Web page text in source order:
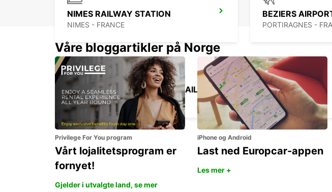
NIMES RAILWAY STATION
NIMES - FRANCE
BEZIERS
PORTIRAGNES -
MANDUEL - FRANCE
ARLES
ARLES - FRANCE
Våre bloggartikler på Norge
Privilege For You program
Vårt lojalitetsprogram er
fornyet!
Gjelder i utvalgte land, se mer
iPhone og Android
Last ned Europcar-appen
Les mer +